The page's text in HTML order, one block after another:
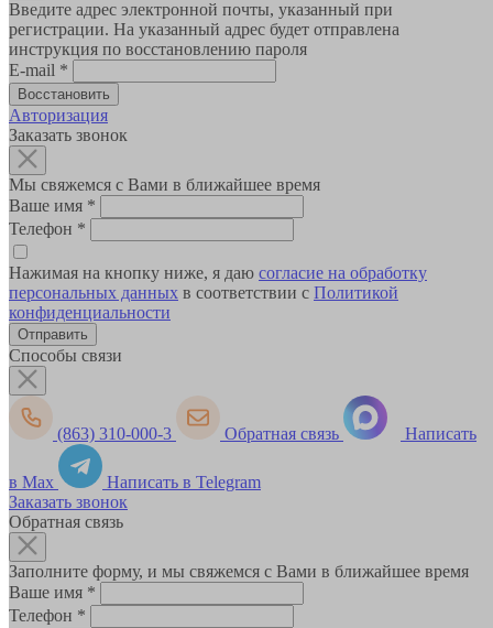
Введите адрес электронной почты, указанный при
регистрации. На указанный адрес будет отправлена
инструкция по восстановлению пароля
E-mail *
Авторизация
Заказать звонок
Мы свяжемся с Вами в ближайшее время
Ваше имя *
Телефон *
Нажимая на кнопку ниже, я даю согласие на обработку
персональных данных в соответствии с Политикой
конфиденциальности
Способы связи
(863) 310-000-3 Обратная связь Написать
в Max
Написать в Telegram
Заказать звонок
Обратная связь
Заполните форму, и мы свяжемся с Вами в ближайшее время
Ваше имя *
Телефон *